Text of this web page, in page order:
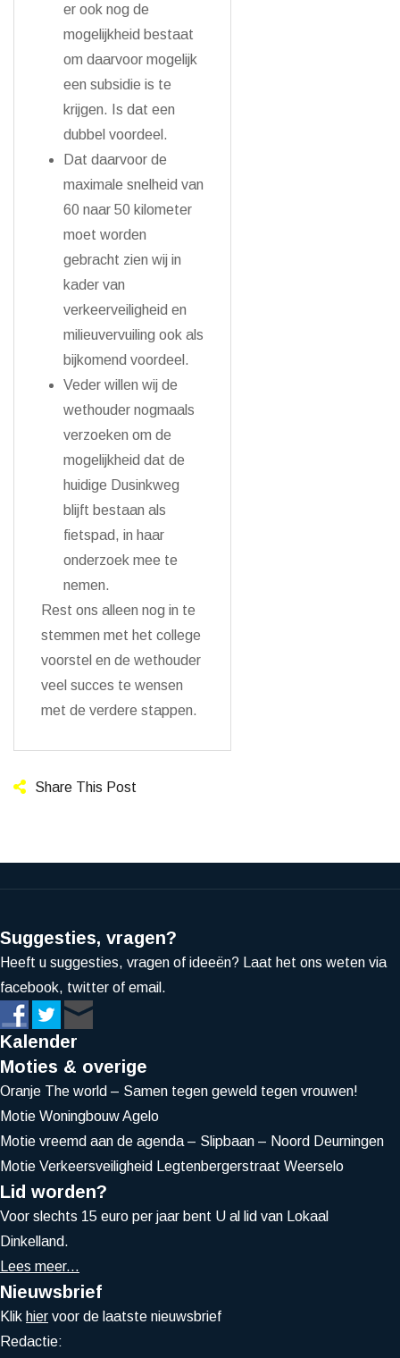
er ook nog de
mogelijkheid bestaat
om daarvoor mogelijk
een subsidie is te
krijgen. Is dat een
dubbel voordeel.
Dat daarvoor de
maximale snelheid van
60 naar 50 kilometer
moet worden
gebracht zien wij in
kader van
verkeerveiligheid en
milieuvervuiling ook als
bijkomend voordeel.
Veder willen wij de
wethouder nogmaals
verzoeken om de
mogelijkheid dat de
huidige Dusinkweg
blijft bestaan als
fietspad, in haar
onderzoek mee te
nemen.
Rest ons alleen nog in te
stemmen met het college
voorstel en de wethouder
veel succes te wensen
met de verdere stappen.
Share This Post
Suggesties, vragen?
Heeft u suggesties, vragen of ideeën? Laat het ons weten via
facebook, twitter of email.
Kalender
Moties & overige
Oranje The world – Samen tegen geweld tegen vrouwen!
Motie Woningbouw Agelo
Motie vreemd aan de agenda – Slipbaan – Noord Deurningen
Motie Verkeersveiligheid Legtenbergerstraat Weerselo
Lid worden?
Voor slechts 15 euro per jaar bent U al lid van Lokaal
Dinkelland.
Lees meer...
Nieuwsbrief
Klik hier voor de laatste nieuwsbrief
Redactie: